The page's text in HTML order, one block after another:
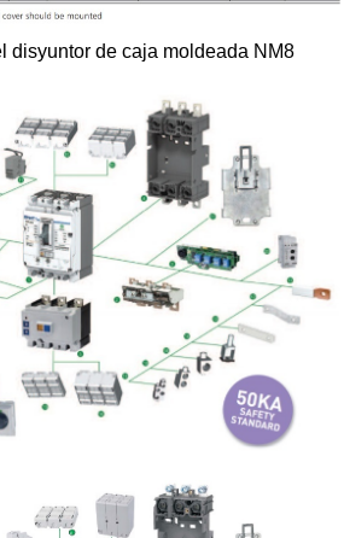
disyuntor de caja moldeada NM8